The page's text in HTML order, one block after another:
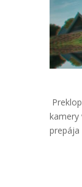
kamery
prepája